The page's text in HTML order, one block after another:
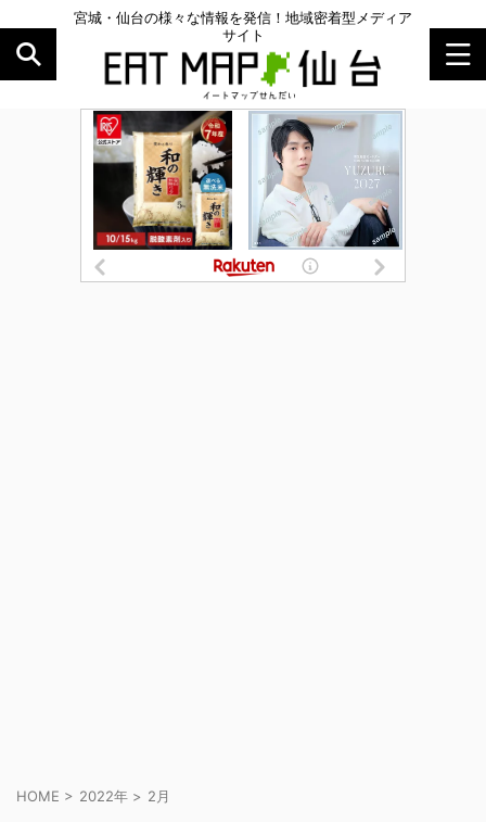
宮城・仙台の様々な情報を発信！地域密着型メディア
サイト
HOME > 2022年 > 2月